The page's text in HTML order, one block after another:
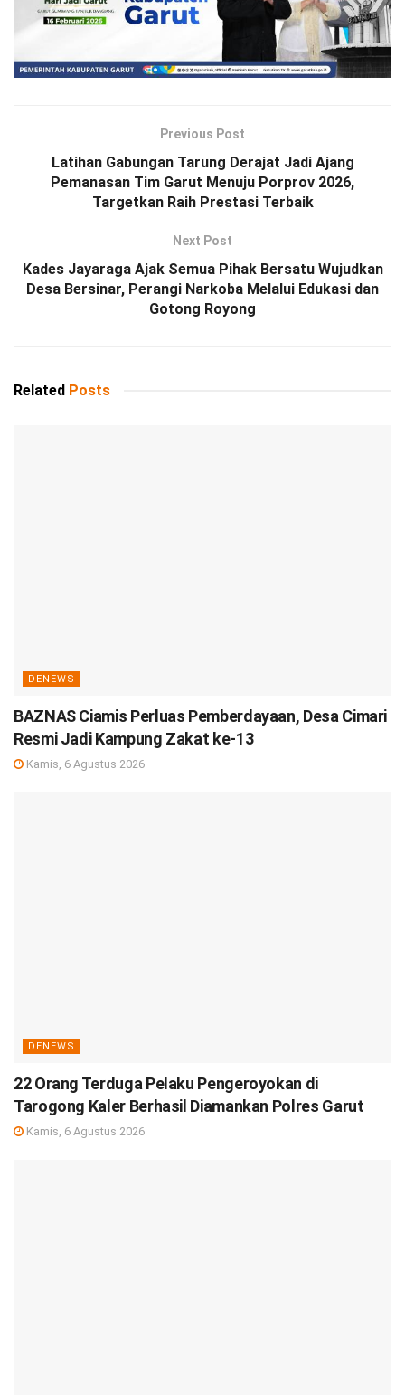
Previous Post
Latihan Gabungan Tarung Derajat Jadi Ajang
Pemanasan Tim Garut Menuju Porprov 2026,
Targetkan Raih Prestasi Terbaik
Next Post
Kades Jayaraga Ajak Semua Pihak Bersatu Wujudkan
Desa Bersinar, Perangi Narkoba Melalui Edukasi dan
Gotong Royong
Related Posts
DENEWS
BAZNAS Ciamis Perluas Pemberdayaan, Desa Cimari
Resmi Jadi Kampung Zakat ke-13
Kamis, 6 Agustus 2026
DENEWS
22 Orang Terduga Pelaku Pengeroyokan di
Tarogong Kaler Berhasil Diamankan Polres Garut
Kamis, 6 Agustus 2026